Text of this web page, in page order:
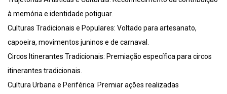
à memória e identidade potiguar.
Culturas Tradicionais e Populares: Voltado para artesanato,
capoeira, movimentos juninos e de carnaval.
Circos Itinerantes Tradicionais: Premiação específica para circos
itinerantes tradicionais.
Cultura Urbana e Periférica: Premiar ações realizadas